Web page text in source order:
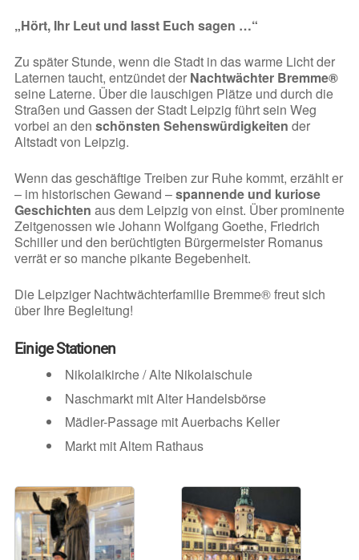
„Hört, Ihr Leut und lasst Euch sagen …“
Zu später Stunde, wenn die Stadt in das warme Licht der
Laternen taucht, entzündet der Nachtwächter Bremme®
seine Laterne. Über die lauschigen Plätze und durch die
Straßen und Gassen der Stadt Leipzig führt sein Weg
vorbei an den schönsten Sehenswürdigkeiten der
Altstadt von Leipzig.
Wenn das geschäftige Treiben zur Ruhe kommt, erzählt er
– im historischen Gewand –spannende und kuriose
Geschichten aus dem Leipzig von einst. Über prominente
Zeitgenossen wie Johann Wolfgang Goethe, Friedrich
Schiller und den berüchtigten Bürgermeister Romanus
verrät er so manche pikante Begebenheit.
Die Leipziger Nachtwächterfamilie Bremme® freut sich
über Ihre Begleitung!
Einige Stationen
Nikolaikirche / Alte Nikolaischule
Naschmarkt mit Alter Handelsbörse
Mädler-Passage mit Auerbachs Keller
Markt mit Altem Rathaus